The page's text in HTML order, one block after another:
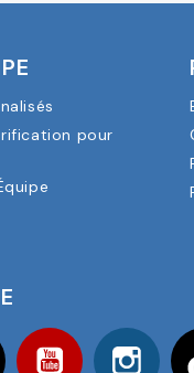
pour
Twitter YouTube